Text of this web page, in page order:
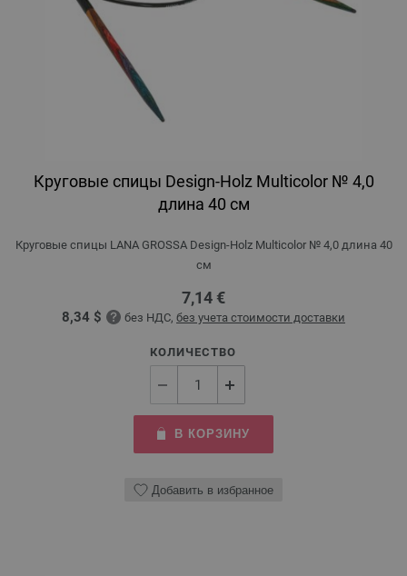
Круговые спицы Design-Holz Multicolor № 4,0
длина 40 см
Круговые спицы LANA GROSSA Design-Holz Multicolor № 4,0 длина 40
см
7,14 €
8,34 $ без НДС, без учета стоимости доставки
КОЛИЧЕСТВО
В КОРЗИНУ
Добавить в избранное